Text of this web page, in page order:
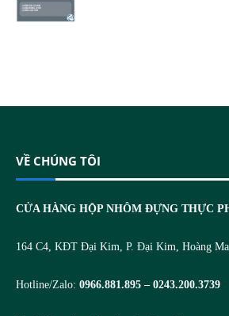
VỀ CHÚNG TÔI
CỬA HÀNG HỘP NHÔM ĐỰNG THỰC
164 C4, KĐT Đại Kim, P. Đại Kim, Hoàng
Hotline/Zalo: 0966.881.895 – 0243.200.3739